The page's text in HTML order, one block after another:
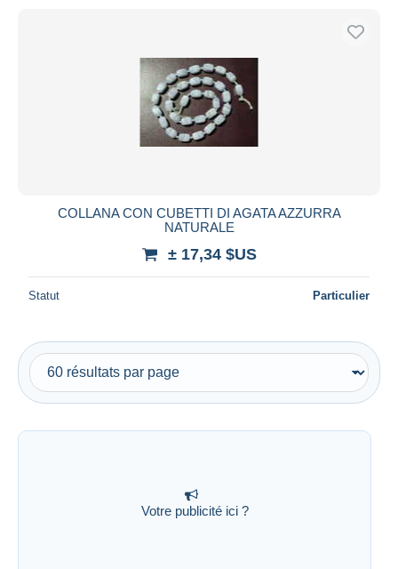
Votre publicité ici ?
COLLANA CON CUBETTI DI AGATA AZZURRA
NATURALE
± 17,34 $US
Statut Particulier